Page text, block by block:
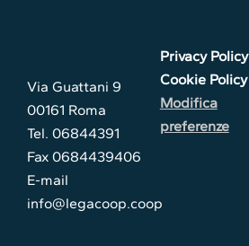
Via Guattani 9
00161 Roma
Tel. 06844391
Fax 0684439406
E-mail
info@legacoop.coop
Privacy Policy
Cookie Policy
Modifica
preferenze